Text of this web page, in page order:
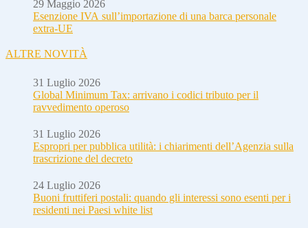
29 Maggio 2026
Esenzione IVA sull’importazione di una barca personale
extra-UE
ALTRE NOVITÀ
31 Luglio 2026
Global Minimum Tax: arrivano i codici tributo per il
ravvedimento operoso
31 Luglio 2026
Espropri per pubblica utilità: i chiarimenti dell’Agenzia sulla
trascrizione del decreto
24 Luglio 2026
Buoni fruttiferi postali: quando gli interessi sono esenti per i
residenti nei Paesi white list